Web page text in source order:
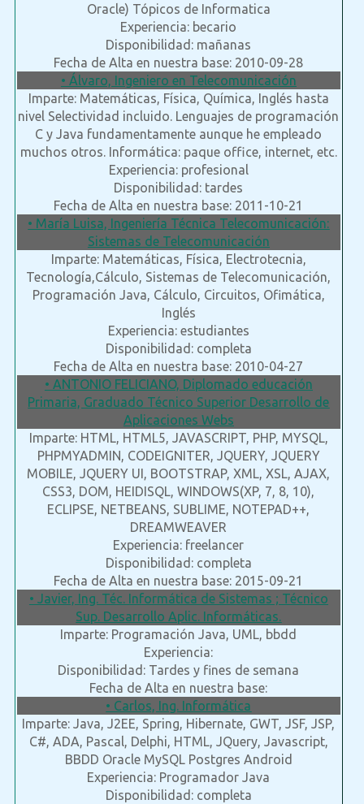
Oracle) Tópicos de Informatica
Experiencia: becario
Disponibilidad: mañanas
Fecha de Alta en nuestra base: 2010-09-28
• Álvaro, Ingeniero en Telecomunicación
Imparte: Matemáticas, Física, Química, Inglés hasta
nivel Selectividad incluido. Lenguajes de programación
C y Java fundamentamente aunque he empleado
muchos otros. Informática: paque office, internet, etc.
Experiencia: profesional
Disponibilidad: tardes
Fecha de Alta en nuestra base: 2011-10-21
• María Luisa, Ingeniería Técnica Telecomunicación:
Sistemas de Telecomunicación
Imparte: Matemáticas, Física, Electrotecnia,
Tecnología,Cálculo, Sistemas de Telecomunicación,
Programación Java, Cálculo, Circuitos, Ofimática,
Inglés
Experiencia: estudiantes
Disponibilidad: completa
Fecha de Alta en nuestra base: 2010-04-27
• ANTONIO FELICIANO, Diplomado educación
Primaria, Graduado Técnico Superior Desarrollo de
Aplicaciones Webs
Imparte: HTML, HTML5, JAVASCRIPT, PHP, MYSQL,
PHPMYADMIN, CODEIGNITER, JQUERY, JQUERY
MOBILE, JQUERY UI, BOOTSTRAP, XML, XSL, AJAX,
CSS3, DOM, HEIDISQL, WINDOWS(XP, 7, 8, 10),
ECLIPSE, NETBEANS, SUBLIME, NOTEPAD++,
DREAMWEAVER
Experiencia: freelancer
Disponibilidad: completa
Fecha de Alta en nuestra base: 2015-09-21
• Javier, Ing. Téc. Informática de Sistemas ; Técnico
Sup. Desarrollo Aplic. Informáticas.
Imparte: Programación Java, UML, bbdd
Experiencia:
Disponibilidad: Tardes y fines de semana
Fecha de Alta en nuestra base:
• Carlos, Ing. Informática
Imparte: Java, J2EE, Spring, Hibernate, GWT, JSF, JSP,
C#, ADA, Pascal, Delphi, HTML, JQuery, Javascript,
BBDD Oracle MySQL Postgres Android
Experiencia: Programador Java
Disponibilidad: completa